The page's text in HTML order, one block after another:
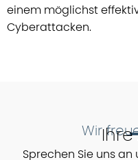
einem möglichst
Cyberattacken.
Wir
Sprechen Sie uns an